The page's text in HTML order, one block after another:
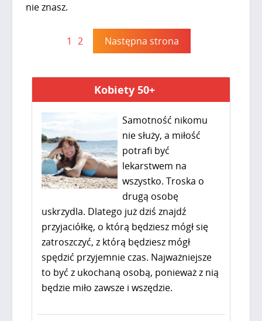
nie znasz.
1 2 Następna strona
Kobiety 50+
Samotność nikomu
nie służy, a miłość
potrafi być
lekarstwem na
wszystko. Troska o
drugą osobę
uskrzydla. Dlatego już dziś znajdź
przyjaciółkę, o którą będziesz mógł się
zatroszczyć, z którą będziesz mógł
spędzić przyjemnie czas. Najważniejsze
to być z ukochaną osobą, ponieważ z nią
będzie miło zawsze i wszędzie.